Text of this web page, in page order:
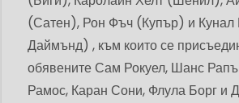
(Сатен), Рон Фъч (Купър) и Кунал
Даймънд) , към които се
обявените Сам Рокуел, Шанс
Рамос, Каран Сони, Флула Борг и